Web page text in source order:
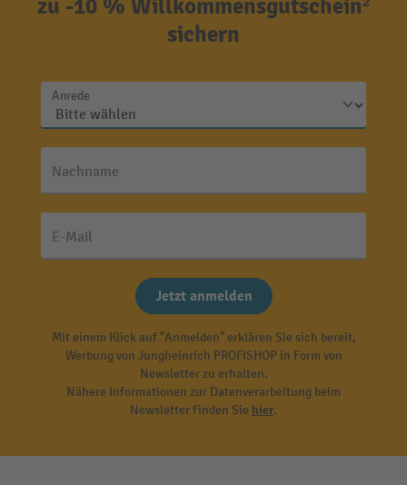
zu -10 % Willkommensgutschein²
sichern
Anrede
Nachname
E-Mail
Jetzt anmelden
Mit einem Klick auf "Anmelden" erklären Sie sich bereit,
Werbung von Jungheinrich PROFISHOP in Form von
Newsletter zu erhalten.
Nähere Informationen zur Datenverarbeitung beim
Newsletter finden Sie hier.